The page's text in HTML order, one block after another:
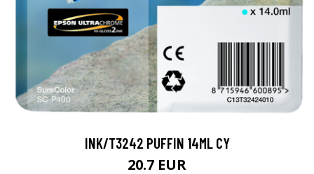
INK/T3242 PUFFIN 14ML CY
20.7 EUR